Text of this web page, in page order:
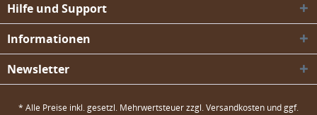
Hilfe und Support
Informationen
Newsletter
* Alle Preise inkl. gesetzl. Mehrwertsteuer zzgl.Versandkosten und ggf.